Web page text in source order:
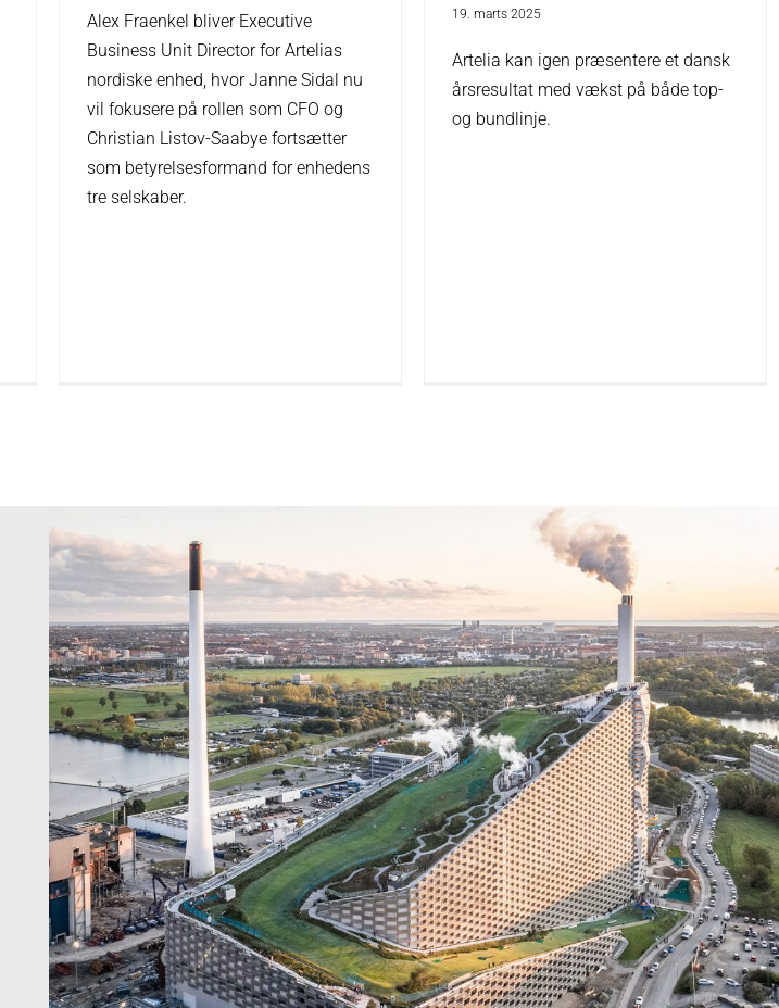
Alex Fraenkel bliver Executive
Business Unit Director for Artelias
nordiske enhed, hvor Janne Sidal nu
vil fokusere på rollen som CFO og
Christian Listov-Saabye fortsætter
som betyrelsesformand for enhedens
tre selskaber.
19. marts 2025
Artelia kan igen præsentere et dansk
årsresultat med vækst på både top-
og bundlinje.